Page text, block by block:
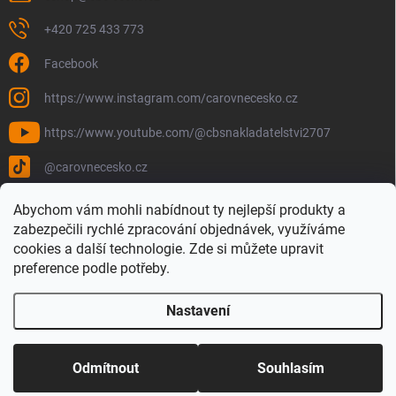
Abychom vám mohli nabídnout ty nejlepší produkty a
zabezpečili rychlé zpracování objednávek, využíváme
cookies a další technologie. Zde si můžete upravit
preference podle potřeby.
Nastavení
Odmítnout Souhlasím
+420 725 433 773
Facebook
https://www.instagram.com/carovnecesko.cz
https://www.youtube.com/@cbsnakladatelstvi2707
@carovnecesko.cz
Vytvořil Shoptet
Copyright 2026Čarovné Česko - Knihy, Mapy a Mapová móda. Všechna
práva vyhrazena.
Upravit nastavení cookies